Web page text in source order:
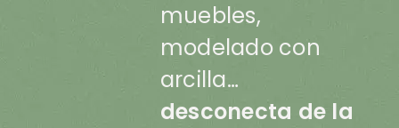
muebles,
modelado con
arcilla…
desconecta de la